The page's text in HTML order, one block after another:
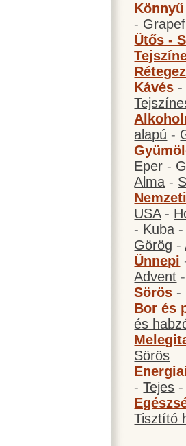
Könnyű
-
Ütős -
Kávés -
alapú -
Eper -
Alma -
Nemzeti
USA-
- Kuba -
Görög -
Ünnepi
Advent -
Sörös -
Bor és
és
Sörös
-Tejes -
Tisztító